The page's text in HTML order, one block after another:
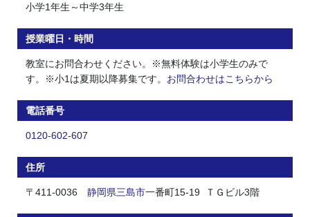
小学1年生～中学3年生
授業曜日・時間
教室にお問合わせください。※無料体験は小学生のみで
す。※小1は夏期以降募集です。 お問合わせはこちらから
電話番号
0120-602-607
住所
〒411-0036 静岡県三島市一番町15-19 ＴＧビル3階